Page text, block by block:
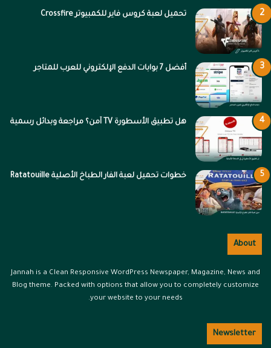
تحميل لعبة كروس فاير للكمبيوتر Crossfire
أفضل 7 بوابات الدفع الإلكتروني للعرب للمتاجر
هل تطبيق الأسطورة TV آمن؟ مراجعة وبدائل رسمية
خطوات تحميل لعبة الفار الطباخ الأصلية Ratatouille
About
Jannah is a Clean Responsive WordPress Newspaper, Magazine, News and
Blog theme. Packed with options that allow you to completely customize
your website to your needs.
Newsletter